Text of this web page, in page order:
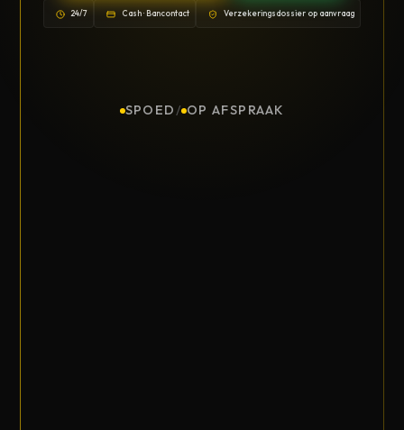
24/7 Cash · Bancontact Verzekeringsdossier op aanvraag
SPOED / OP AFSPRAAK